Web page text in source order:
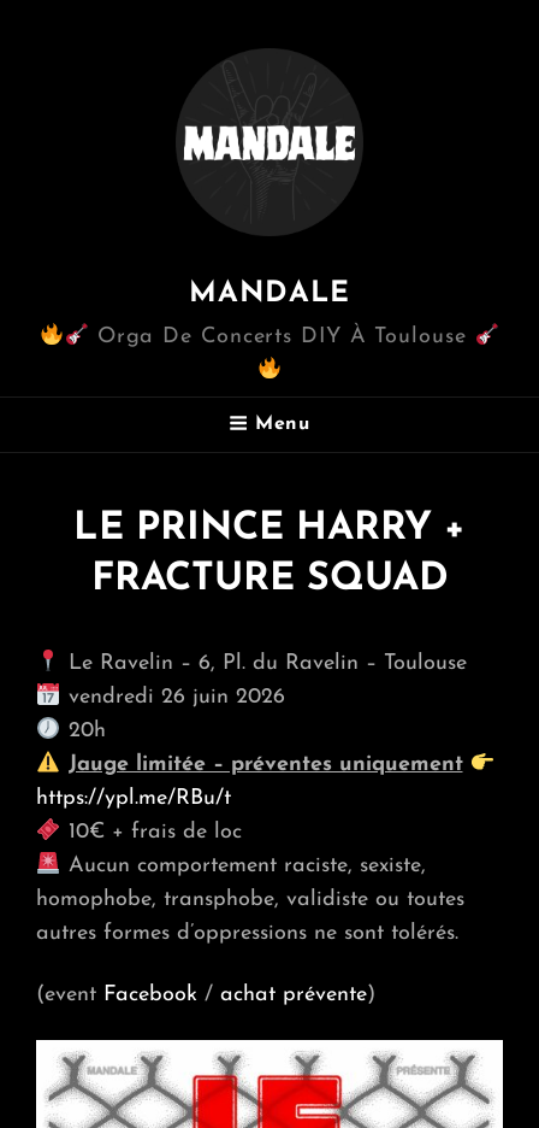
MANDALE
Orga De Concerts DIY À Toulouse
Menu
LE PRINCE HARRY +
FRACTURE SQUAD
Le Ravelin – 6, Pl. du Ravelin – Toulouse
vendredi 26 juin 2026
20h
Jauge limitée – préventes uniquement
https://ypl.me/RBu/t
10€ + frais de loc
Aucun comportement raciste, sexiste,
homophobe, transphobe, validiste ou toutes
autres formes d’oppressions ne sont tolérés.
(event Facebook / achat prévente)